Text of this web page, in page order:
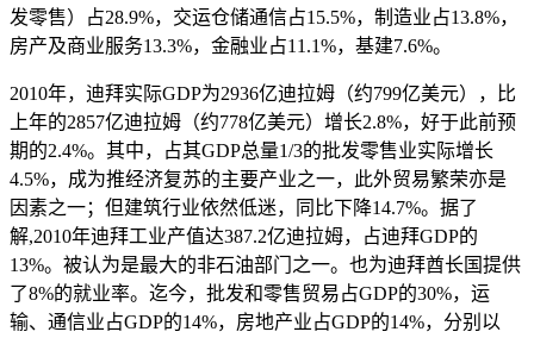
发零售）占28.9%，交运仓储通信占15.5%，制造业占13.8%，
房产及商业服务13.3%，金融业占11.1%，基建7.6%。
2010年，迪拜实际GDP为2936亿迪拉姆（约799亿美元），比
上年的2857亿迪拉姆（约778亿美元）增长2.8%，好于此前预
期的2.4%。其中，占其GDP总量1/3的批发零售业实际增长
4.5%，成为推经济复苏的主要产业之一，此外贸易繁荣亦是
因素之一；但建筑行业依然低迷，同比下降14.7%。据了
解,2010年迪拜工业产值达387.2亿迪拉姆，占迪拜GDP的
13%。被认为是最大的非石油部门之一。也为迪拜酋长国提供
了8%的就业率。迄今，批发和零售贸易占GDP的30%，运
输、通信业占GDP的14%，房地产业占GDP的14%，分别以